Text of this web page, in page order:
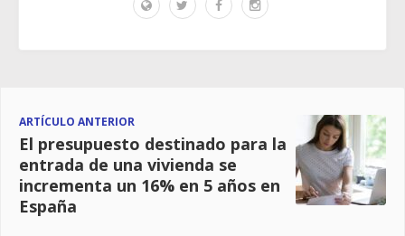
ARTÍCULO ANTERIOR
El presupuesto destinado para la
entrada de una vivienda se
incrementa un 16% en 5 años en
España